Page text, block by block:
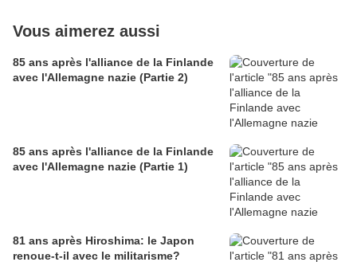
Vous aimerez aussi
85 ans après l'alliance de la Finlande
avec l'Allemagne nazie (Partie 2)
85 ans après l'alliance de la Finlande
avec l'Allemagne nazie (Partie 1)
81 ans après Hiroshima: le Japon
renoue-t-il avec le militarisme?